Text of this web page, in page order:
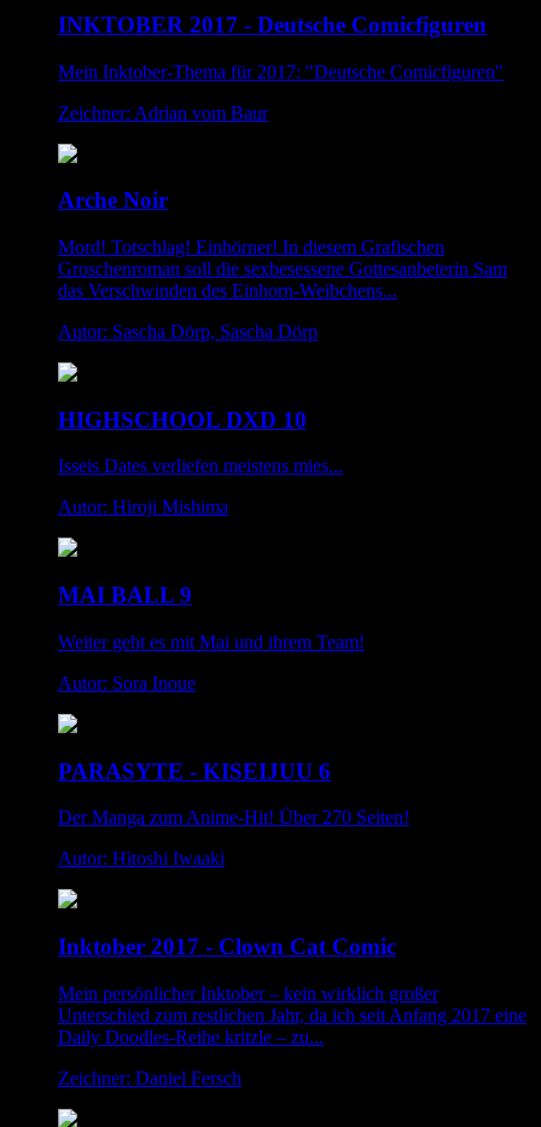
INKTOBER 2017 - Deutsche Comicfiguren
Mein Inktober-Thema für 2017: "Deutsche Comicfiguren"
Zeichner: Adrian vom Baur
Arche Noir
Mord! Totschlag! Einhörner! In diesem Grafischen
Groschenroman soll die sexbesessene Gottesanbeterin Sam
das Verschwinden des Einhorn-Weibchens...
Autor: Sascha Dörp, Sascha Dörp
HIGHSCHOOL DXD 10
Isseis Dates verliefen meistens mies...
Autor: Hiroji Mishima
MAI BALL 9
Weiter geht es mit Mai und ihrem Team!
Autor: Sora Inoue
PARASYTE - KISEIJUU 6
Der Manga zum Anime-Hit! Über 270 Seiten!
Autor: Hitoshi Iwaaki
Inktober 2017 - Clown Cat Comic
Mein persönlicher Inktober – kein wirklich großer
Unterschied zum restlichen Jahr, da ich seit Anfang 2017 eine
Daily Doodles-Reihe kritzle – zu...
Zeichner: Daniel Fersch